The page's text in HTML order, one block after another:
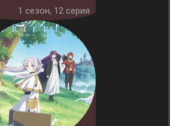
1 cезон, 12 серия